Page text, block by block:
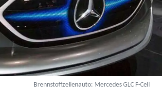
Brennstoffzellenauto: Mercedes GLC F-Cell